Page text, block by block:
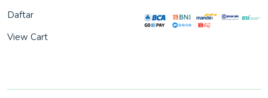
Daftar
View Cart